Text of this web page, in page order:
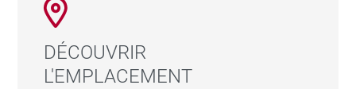
DÉCOUVRIR
L'EMPLACEMENT